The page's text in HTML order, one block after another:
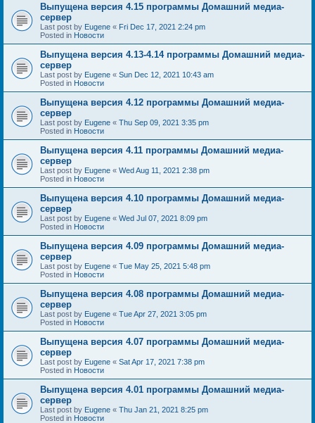
Выпущена версия 4.15 программы Домашний медиа-
сервер
Last post by Eugene « Fri Dec 17, 2021 2:24 pm
Posted in Новости
Выпущена версия 4.13-4.14 программы Домашний медиа-
сервер
Last post by Eugene « Sun Dec 12, 2021 10:43 am
Posted in Новости
Выпущена версия 4.12 программы Домашний медиа-
сервер
Last post by Eugene « Thu Sep 09, 2021 3:35 pm
Posted in Новости
Выпущена версия 4.11 программы Домашний медиа-
сервер
Last post by Eugene « Wed Aug 11, 2021 2:38 pm
Posted in Новости
Выпущена версия 4.10 программы Домашний медиа-
сервер
Last post by Eugene « Wed Jul 07, 2021 8:09 pm
Posted in Новости
Выпущена версия 4.09 программы Домашний медиа-
сервер
Last post by Eugene « Tue May 25, 2021 5:48 pm
Posted in Новости
Выпущена версия 4.08 программы Домашний медиа-
сервер
Last post by Eugene « Tue Apr 27, 2021 3:05 pm
Posted in Новости
Выпущена версия 4.07 программы Домашний медиа-
сервер
Last post by Eugene « Sat Apr 17, 2021 7:38 pm
Posted in Новости
Выпущена версия 4.01 программы Домашний медиа-
сервер
Last post by Eugene « Thu Jan 21, 2021 8:25 pm
Posted in Новости